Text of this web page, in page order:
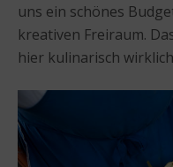
uns ein schönes
kreativen Freiraum.
hier kulinarisch